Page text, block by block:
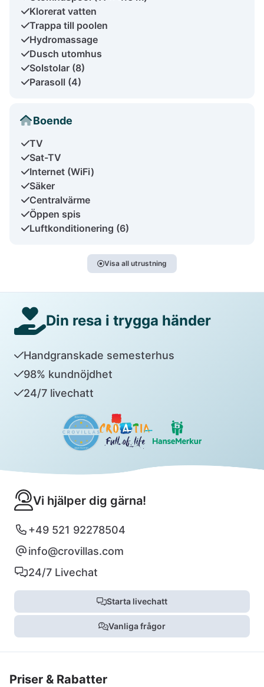
Klorerat vatten
Trappa till poolen
Hydromassage
Dusch utomhus
Solstolar (8)
Parasoll (4)
Boende
TV
Sat-TV
Internet (WiFi)
Säker
Centralvärme
Öppen spis
Luftkonditionering (6)
Visa all utrustning
Din resa i trygga händer
Handgranskade semesterhus
98% kundnöjdhet
24/7 livechatt
Vi hjälper dig gärna!
+49 521 92278504
info@crovillas.com
24/7 Livechat
Starta livechatt
Vanliga frågor
Priser & Rabatter